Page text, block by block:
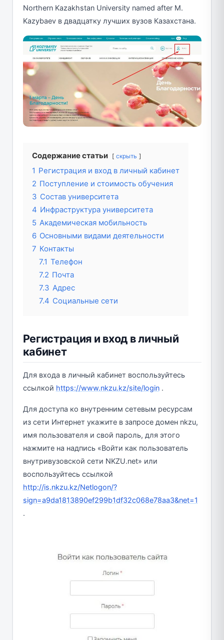
Northern Kazakhstan University named after M.
Kazybaev в двадцатку лучших вузов Казахстана.
Содержание статьи скрыть
1 Регистрация и вход в личный кабинет
2 Поступление и стоимость обучения
3 Состав университета
4 Инфраструктура университета
5 Академическая мобильность
6 Основными видами деятельности
7 Контакты
7.1 Телефон
7.2 Почта
7.3 Адрес
7.4 Социальные сети
Регистрация и вход в личный
кабинет
Для входа в личный кабинет воспользуйтесь
ссылкой https://www.nkzu.kz/site/login.
Для доступа ко внутренним сетевым ресурсам
из сети Интернет укажите в запросе домен nkzu,
имя пользователя и свой пароль, для этого
нажмите на надпись «Войти как пользователь
внутривузовской сети NKZU.net» или
воспользуйтесь ссылкой
http://is.nkzu.kz/Netlogon/?
sign=a9da1813890ef299b1df32c068e78aa3&net=1
.